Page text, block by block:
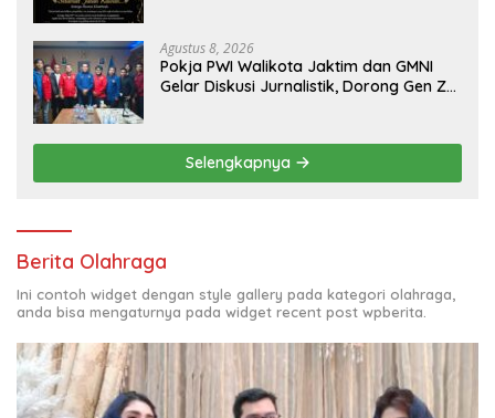
Agustus 8, 2026
Pokja PWI Walikota Jaktim dan GMNI
Gelar Diskusi Jurnalistik, Dorong Gen Z
Selengkapnya
Berita Olahraga
Ini contoh widget dengan style gallery pada kategori olahraga,
anda bisa mengaturnya pada widget recent post wpberita.